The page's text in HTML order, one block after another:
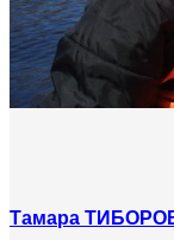
Тамара